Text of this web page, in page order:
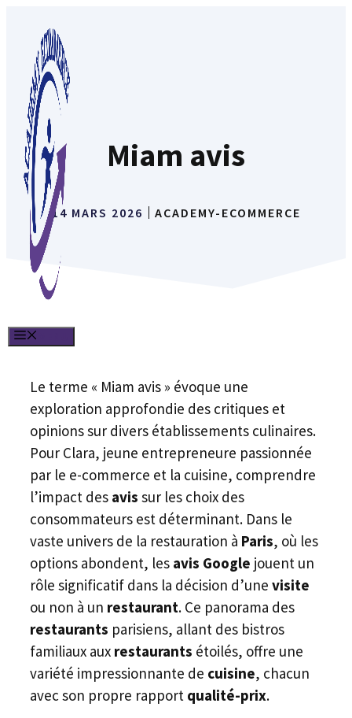
contenu
Miam avis
14 MARS 2026 ACADEMY-ECOMMERCE
Le terme « Miam avis » évoque une
exploration approfondie des critiques et
opinions sur divers établissements culinaires.
Pour Clara, jeune entrepreneure passionnée
par le e-commerce et la cuisine, comprendre
l’impact des avis sur les choix des
consommateurs est déterminant. Dans le
vaste univers de la restauration à Paris, où les
options abondent, les avis Google jouent un
rôle significatif dans la décision d’une visite
ou non à un restaurant. Ce panorama des
restaurants parisiens, allant des bistros
familiaux aux restaurants étoilés, offre une
variété impressionnante de cuisine, chacun
avec son propre rapport qualité-prix.